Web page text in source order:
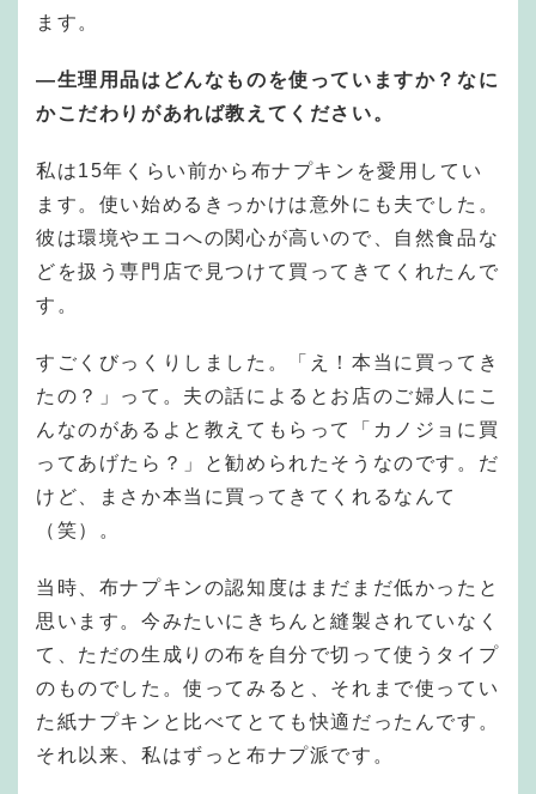
ます。
—生理用品はどんなものを使っていますか？なに
かこだわりがあれば教えてください。
私は15年くらい前から布ナプキンを愛用してい
ます。使い始めるきっかけは意外にも夫でした。
彼は環境やエコへの関心が高いので、自然食品な
どを扱う専門店で見つけて買ってきてくれたんで
す。
すごくびっくりしました。「え！本当に買ってき
たの？」って。夫の話によるとお店のご婦人にこ
んなのがあるよと教えてもらって「カノジョに買
ってあげたら？」と勧められたそうなのです。だ
けど、まさか本当に買ってきてくれるなんて
（笑）。
当時、布ナプキンの認知度はまだまだ低かったと
思います。今みたいにきちんと縫製されていなく
て、ただの生成りの布を自分で切って使うタイプ
のものでした。使ってみると、それまで使ってい
た紙ナプキンと比べてとても快適だったんです。
それ以来、私はずっと布ナプ派です。